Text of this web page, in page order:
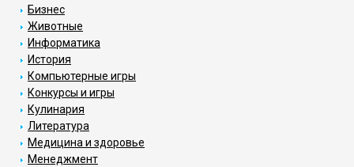
Бизнес
Животные
Информатика
История
Компьютерные игры
Конкурсы и игры
Кулинария
Литература
Медицина и здоровье
Менеджмент